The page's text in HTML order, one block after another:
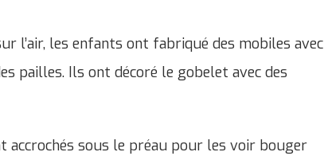
l’air, les enfants ont fabriqué des mobiles avec
pailles. Ils ont décoré le gobelet avec des
accrochés sous le préau pour les voir bouger